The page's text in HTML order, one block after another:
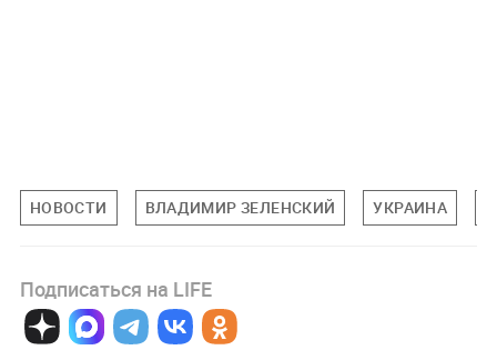
НОВОСТИ ВЛАДИМИР ЗЕЛЕНСКИЙ УКРАИНА
Подписаться на LIFE